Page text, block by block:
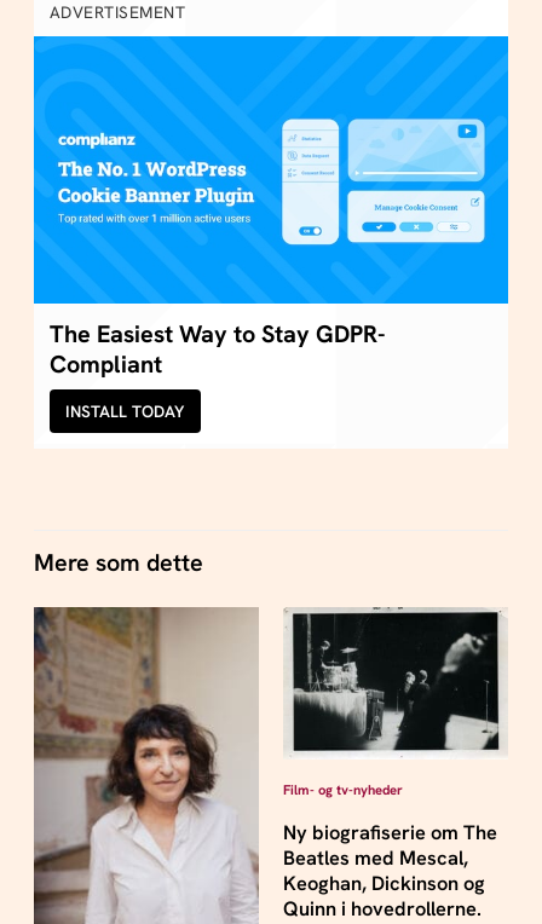
ADVERTISEMENT
The Easiest Way to Stay GDPR-
Compliant
INSTALL TODAY
Mere som dette
Film- og tv-nyheder
Ny biografiserie om The
Beatles med Mescal,
Keoghan, Dickinson og
Quinn i hovedrollerne.